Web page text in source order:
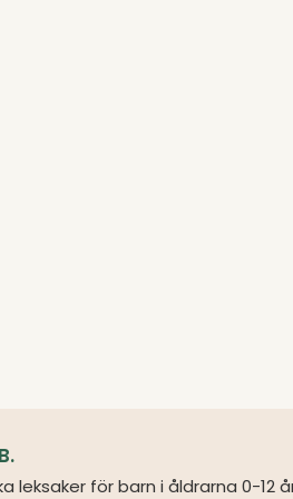
leksaker för barn i åldrarna 0-12